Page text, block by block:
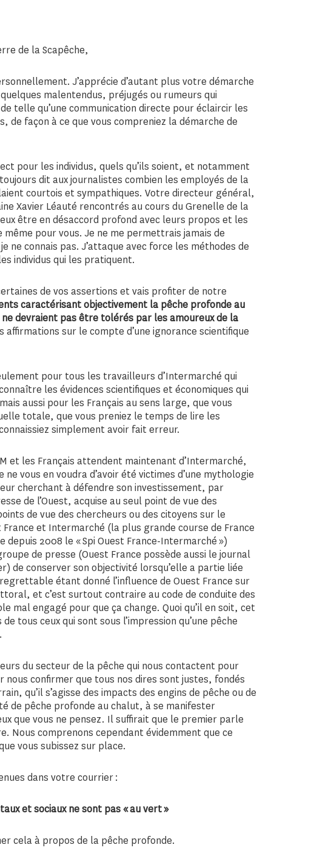
de la Scapêche,
J’apprécie d’autant plus votre démarche
malentendus, préjugés ou rumeurs qui
telle qu’une communication directe pour éclaircir les
de façon à ce que vous compreniez la démarche de
pour les individus, quels qu’ils soient, et notamment
dit aux journalistes combien les employés de la
courtois et sympathiques. Votre directeur général,
Xavier Léauté rencontrés au cours du Grenelle de la
être en désaccord profond avec leurs propos et les
pour vous. Je ne me permettrais jamais de
ne connais pas. J’attaque avec force les méthodes de
individus qui les pratiquent.
de vos assertions et vais profiter de notre
caractérisant objectivement la pêche profonde au
devraient pas être tolérés par les amoureux de la
sur le compte d’une ignorance scientifique
pour tous les travailleurs d’Intermarché qui
les évidences scientifiques et économiques qui
aussi pour les Français au sens large, que vous
totale, que vous preniez le temps de lire les
simplement avoir fait erreur.
et les Français attendent maintenant d’Intermarché,
vous en voudra d’avoir été victimes d’une mythologie
cherchant à défendre son investissement, par
de l’Ouest, acquise au seul point de vue des
de vue des chercheurs ou des citoyens sur le
et Intermarché (la plus grande course de France
depuis 2008 le « Spi Ouest France-Intermarché »)
de presse (Ouest France possède aussi le journal
de conserver son objectivité lorsqu’elle a partie liée
étant donné l’influence de Ouest France sur
et c’est surtout contraire au code de conduite des
mal engagé pour que ça change. Quoi qu’il en soit, cet
tous ceux qui sont sous l’impression qu’une pêche
du secteur de la pêche qui nous contactent pour
confirmer que tous nos dires sont justes, fondés
qu’il s’agisse des impacts des engins de pêche ou de
de pêche profonde au chalut, à se manifester
que vous ne pensez. Il suffirait que le premier parle
Nous comprenons cependant évidemment que ce
vous subissez sur place.
dans votre courrier :
et sociaux ne sont pas « au vert »
cela à propos de la pêche profonde.